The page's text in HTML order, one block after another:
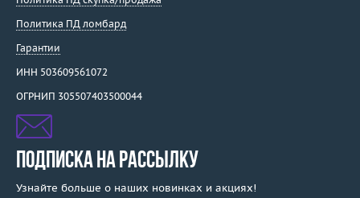
Политика ПД ломбард
Гарантии
ИНН 503609561072
ОГРНИП 305507403500044
ПОДПИСКА НА РАССЫЛКУ
Узнайте больше о наших новинках и акциях!